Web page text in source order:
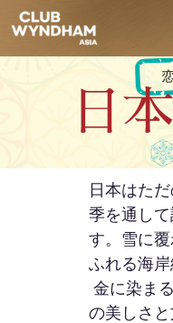
日本はた
季を通し
す。雪に
ふれる海
金に染ま
の美しさ